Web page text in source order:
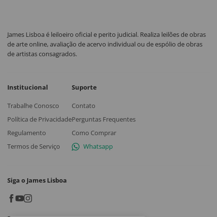
James Lisboa é leiloeiro oficial e perito judicial. Realiza leilões de obras
de arte online, avaliação de acervo individual ou de espólio de obras
de artistas consagrados.
Institucional
Trabalhe Conosco
Política de Privacidade
Regulamento
Termos de Serviço
Suporte
Contato
Perguntas Frequentes
Como Comprar
Whatsapp
Siga o James Lisboa